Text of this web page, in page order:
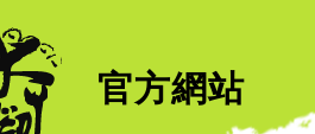
官方網站